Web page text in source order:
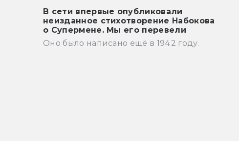
В сети впервые опубликовали
неизданное стихотворение Набокова
о Супермене. Мы его перевели
Оно было написано ещё в 1942 году.